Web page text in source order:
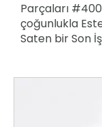
Parçaları
çoğunlukla
Saten bir Son